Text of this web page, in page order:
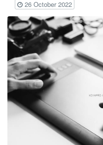
26 October 2022